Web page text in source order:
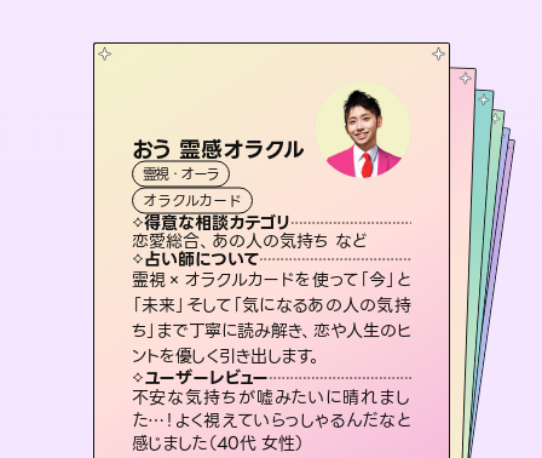
おう 霊感オラクル
霊視・オーラ
オラクルカード
得意な相談カテゴリ
恋愛総合、あの人の気持ち など
占い師について
霊視×オラクルカードを使って「今」と
「未来」そして「気になるあの人の気持
ち」まで丁寧に読み解き、恋や人生のヒ
ントを優しく引き出します。
ユーザーレビュー
不安な気持ちが嘘みたいに晴れまし
た…！よく視えていらっしゃるんだなと
感じました（40代 女性）
桃源珠羽（とうげんみう
霊視・オーラ
スピリチュアル・リーディング
得意な相談カテゴリ
片想い、あの人の気持ち、復縁 など
占い師について
恋愛のお悩みの中でも特に「曖昧な関
係」の相談を得意としており、友達以上
恋人未満なお相手との今後や本音を丁
寧に読み解き恋愛成就へと導きます。
ユーザーレビュー
鑑定していただいてアドバイス通りに行
動すると仲が復活してきました。ありが
とうございました（40代 女性）
彗望
霊視・オーラ
スピリチュアル・リーディング
得意な相談カテゴリ
片想い、あの人の気持ち、復縁 など
占い師について
3,700年以上の歴史を持つ東洋最古の
占術「易占」で詳細まで占い、幸せへ向
かう道筋を示します。厳しい結果にも具
体的な対策をお伝えします。
ユーザーレビュー
複雑な背景もしっかり聞いて鑑定して
いただけました。気持ちが楽になりまし
た（50代 女性）
セラピスト理恵
霊視・オーラ
スピリチュアル・リーディング
得意な相談カテゴリ
片想い、二人の未来、年の差 など
占い師について
連絡再開、復縁、成就などの報告実績多数。セラピストとして2万超の施術経験があるからこそできる鑑定で、より良い未来をサポートします。
ユーザーレビュー
とても心温まる鑑定でした。しかもこち
らは何も言っていないのに視えていらっ
しゃるんだなと驚きです（30代女性）
未来視師＊花
スピリチュアル・リーディング
得意な相談カテゴリ
出逢い、片想い、復縁 など
占い師について
未来には何パターンもの選択肢があり
ます。不安で視えにくくなっているあな
たの素敵な未来を見つけ、その未来を
選択できるようアドバイスします。
ユーザーレビュー
職場の人の性質や人間関係、本心など
本当によく視えていてびっくり。対策が
打てて前向きになれます（40代）
西洋占星術 タロット
ルーン
得意な相談カテゴリ
恋愛総合、片想い、二人の未来 など
占い師について
復縁、恋愛、不倫の行方、同性愛や片
思い、仕事関係や借金問題まで知りた
いことや心の負担になっていることを
紐解き、背中をそっと押して導きます。
ユーザーレビュー
安心感のあり、言い切ってくれる所や濁
さない鑑定のおかげで、毎回自分の気
持ちを整えられます（30代 男性）